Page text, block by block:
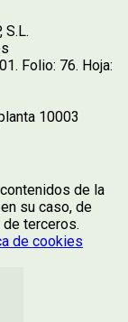
S.L.
Folio: 76. Hoja:
10003
de la
su caso, de
terceros.
de cookies